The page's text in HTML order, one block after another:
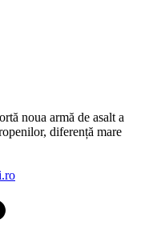
noua armă de asalt a
diferență mare